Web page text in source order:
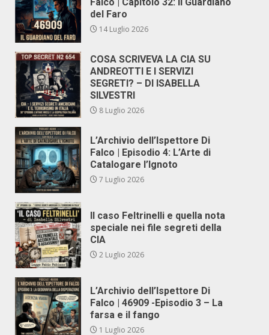
del Faro
14 Luglio 2026
COSA SCRIVEVA LA CIA SU
ANDREOTTI E I SERVIZI
SEGRETI? – DI ISABELLA
SILVESTRI
8 Luglio 2026
L’Archivio dell’Ispettore Di
Falco | Episodio 4: L’Arte di
Catalogare l’Ignoto
7 Luglio 2026
Il caso Feltrinelli e quella nota
speciale nei file segreti della
CIA
2 Luglio 2026
L’Archivio dell’Ispettore Di
Falco | 46909 -Episodio 3 – La
farsa e il fango
1 Luglio 2026